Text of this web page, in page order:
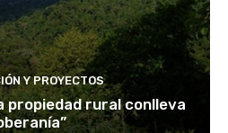
Y PROYECTOS
propiedad rural conlleva